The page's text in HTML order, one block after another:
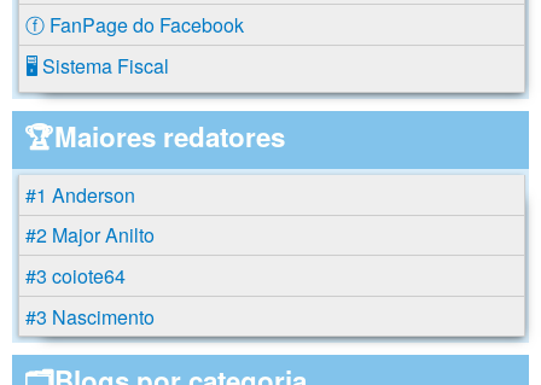
ⓕ FanPage do Facebook
🖥️ Sistema Fiscal
🏆Maiores redatores
#1 Anderson
#2 Major Anilto
#3 coiote64
#3 Nascimento